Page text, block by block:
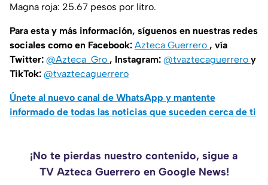
Magna roja: 25.67 pesos por litro.
Para esta y más información, síguenos en nuestras redes
sociales como en Facebook: Azteca Guerrero , vía
Twitter: @Azteca_Gro , Instagram: @tvaztecaguerrero y
TikTok: @tvaztecaguerrero
Únete al nuevo canal de WhatsApp y mantente
informado de todas las noticias que suceden cerca de ti
¡No te pierdas nuestro contenido, sigue a
TV Azteca Guerrero en Google News!